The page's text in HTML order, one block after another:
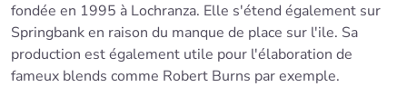
fondée en 1995 à Lochranza. Elle s'étend également sur
Springbank en raison du manque de place sur l'ile. Sa
production est également utile pour l'élaboration de
fameux blends comme Robert Burns par exemple.